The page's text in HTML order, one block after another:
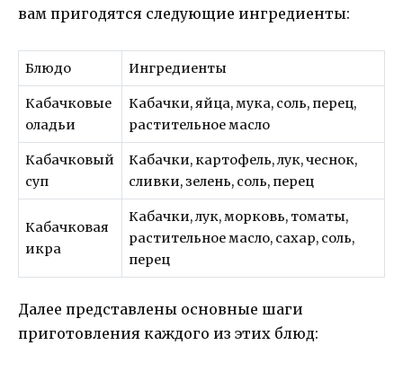
вам пригодятся следующие ингредиенты:
Блюдо Ингредиенты
Кабачковые
оладьи
Кабачки, яйца, мука, соль, перец,
растительное масло
Кабачковый
суп
Кабачки, картофель, лук, чеснок,
сливки, зелень, соль, перец
Кабачковая
икра
Кабачки, лук, морковь, томаты,
растительное масло, сахар, соль,
перец
Далее представлены основные шаги
приготовления каждого из этих блюд: